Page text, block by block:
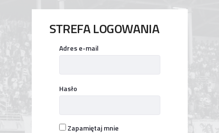
STREFA LOGOWANIA
Logowanie
Adres e-mail
Hasło
Zapamiętaj mnie